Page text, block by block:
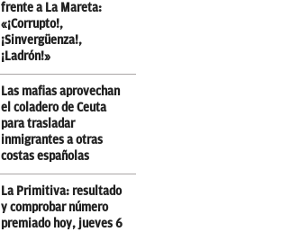
frente a La Mareta:
«¡Corrupto!,
¡Sinvergüenza!,
¡Ladrón!»
Las mafias aprovechan
el coladero de Ceuta
para trasladar
inmigrantes a otras
costas españolas
La Primitiva: resultado
y comprobar número
premiado hoy, jueves 6